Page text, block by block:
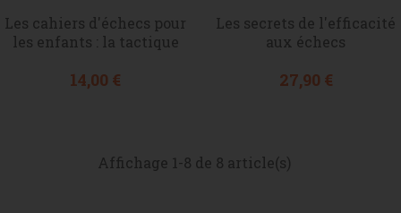
Les cahiers d'échecs pour
les enfants : la tactique
Prix
14,00 €
Les secrets de l'efficacité
aux échecs
Prix
27,90 €
Affichage 1-8 de 8 article(s)